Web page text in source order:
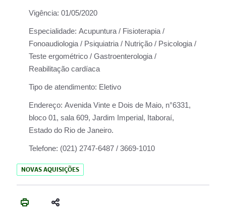
Vigência: 01/05/2020
Especialidade: Acupuntura / Fisioterapia /
Fonoaudiologia / Psiquiatria / Nutrição / Psicologia /
Teste ergométrico / Gastroenterologia /
Reabilitação cardíaca
Tipo de atendimento: Eletivo
Endereço: Avenida Vinte e Dois de Maio, n°6331,
bloco 01, sala 609, Jardim Imperial, Itaboraí,
Estado do Rio de Janeiro.
Telefone: (021) 2747-6487 / 3669-1010
NOVAS AQUISIÇÕES